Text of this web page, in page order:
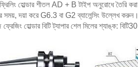
হোল্ডার শীতল AD + B টাইপ অনুরোধে তৈরি করা
সময়, দয়া করে G6.3 বা G2 ব্যালেন্সিং উল্লেখ
হোল্ডার বিটি ট্যাপার শেল মিলের শ্যাঙ্ক: